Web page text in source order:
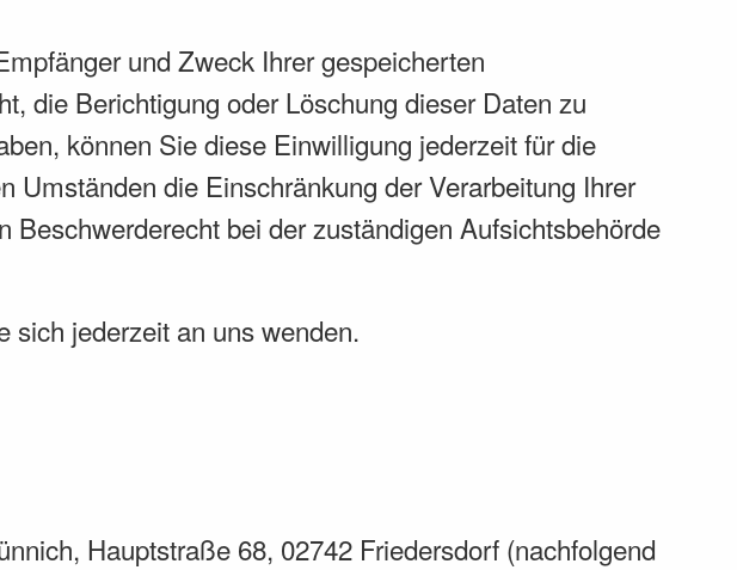
und Zweck Ihrer gespeicherten
die Berichtigung oder Löschung dieser Daten zu
können Sie diese Einwilligung jederzeit für die
die Einschränkung der Verarbeitung Ihrer
bei der zuständigen Aufsichtsbehörde
sich jederzeit an uns wenden.
Hauptstraße 68, 02742 Friedersdorf (nachfolgend